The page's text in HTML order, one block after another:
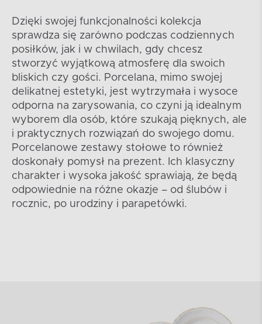
Dzięki swojej funkcjonalności kolekcja
sprawdza się zarówno podczas codziennych
posiłków, jak i w chwilach, gdy chcesz
stworzyć wyjątkową atmosferę dla swoich
bliskich czy gości. Porcelana, mimo swojej
delikatnej estetyki, jest wytrzymała i wysoce
odporna na zarysowania, co czyni ją idealnym
wyborem dla osób, które szukają pięknych, ale
i praktycznych rozwiązań do swojego domu.
Porcelanowe zestawy stołowe to również
doskonały pomysł na prezent. Ich klasyczny
charakter i wysoka jakość sprawiają, że będą
odpowiednie na różne okazje – od ślubów i
rocznic, po urodziny i parapetówki.